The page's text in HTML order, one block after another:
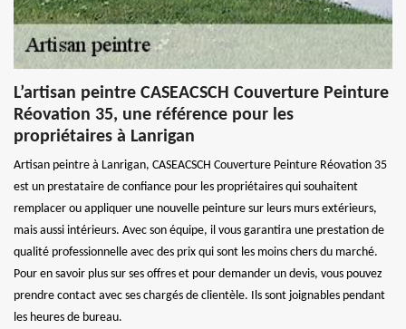
L’artisan peintre CASEACSCH Couverture Peinture
Réovation 35, une référence pour les
propriétaires à Lanrigan
Artisan peintre à Lanrigan, CASEACSCH Couverture Peinture Réovation 35
est un prestataire de confiance pour les propriétaires qui souhaitent
remplacer ou appliquer une nouvelle peinture sur leurs murs extérieurs,
mais aussi intérieurs. Avec son équipe, il vous garantira une prestation de
qualité professionnelle avec des prix qui sont les moins chers du marché.
Pour en savoir plus sur ses offres et pour demander un devis, vous pouvez
prendre contact avec ses chargés de clientèle. Ils sont joignables pendant
les heures de bureau.